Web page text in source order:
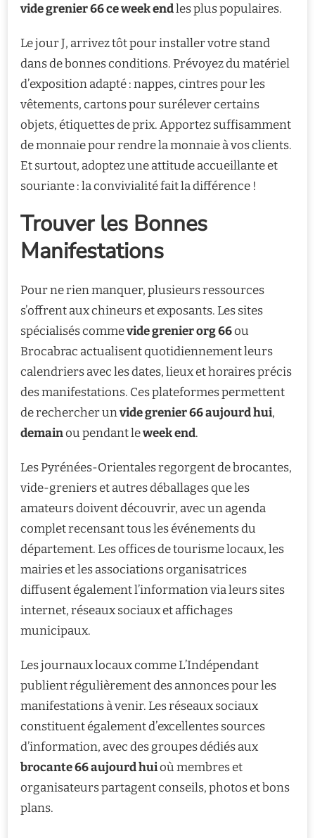
vide grenier 66 ce week endles plus populaires.
Le jour J, arrivez tôt pour installer votre stand
dans de bonnes conditions. Prévoyez du matériel
d’exposition adapté : nappes, cintres pour les
vêtements, cartons pour surélever certains
objets, étiquettes de prix. Apportez suffisamment
de monnaie pour rendre la monnaie à vos clients.
Et surtout, adoptez une attitude accueillante et
souriante : la convivialité fait la différence !
Trouver les Bonnes
Manifestations
Pour ne rien manquer, plusieurs ressources
s’offrent aux chineurs et exposants. Les sites
spécialisés commevide grenier org 66ou
Brocabrac actualisent quotidiennement leurs
calendriers avec les dates, lieux et horaires précis
des manifestations. Ces plateformes permettent
de rechercher unvide grenier 66 aujourd hui,
demainou pendant leweek end.
Les Pyrénées-Orientales regorgent de brocantes,
vide-greniers et autres déballages que les
amateurs doivent découvrir, avec un agenda
complet recensant tous les événements du
département. Les offices de tourisme locaux, les
mairies et les associations organisatrices
diffusent également l’information via leurs sites
internet, réseaux sociaux et affichages
municipaux.
Les journaux locaux comme L’Indépendant
publient régulièrement des annonces pour les
manifestations à venir. Les réseaux sociaux
constituent également d’excellentes sources
d’information, avec des groupes dédiés aux
brocante 66 aujourd huioù membres et
organisateurs partagent conseils, photos et bons
plans.